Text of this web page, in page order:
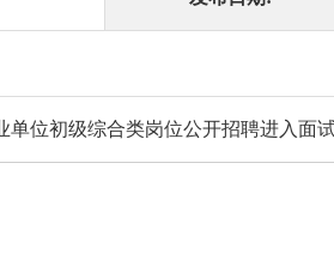
单位初级综合类岗位公开招聘进入面